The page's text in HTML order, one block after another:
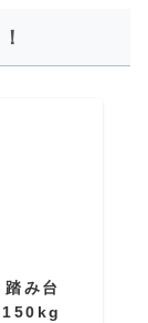
み台
150kg